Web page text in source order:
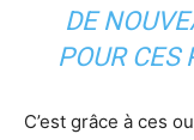
DE
POUR CES
C’est grâce à ces